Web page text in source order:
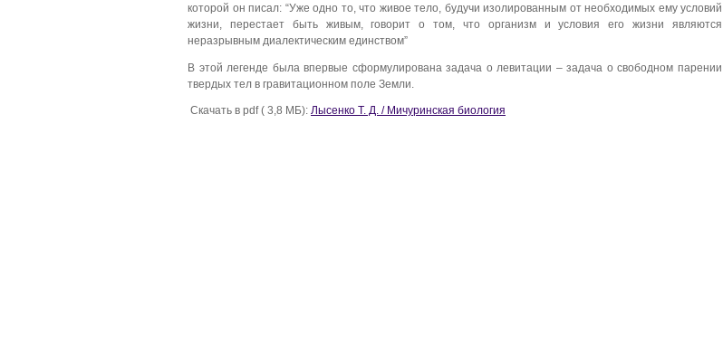
которой он писал: “Уже одно то, что живое тело, будучи изолированным от необходимых ему условий
жизни, перестает быть живым, говорит о том, что организм и условия его жизни являются
неразрывным диалектическим единством”
В этой легенде была впервые сформулирована задача о левитации – задача о свободном парении
твердых тел в гравитационном поле Земли.
Скачать в pdf ( 3,8 МБ): Лысенко Т. Д. / Мичуринская биология